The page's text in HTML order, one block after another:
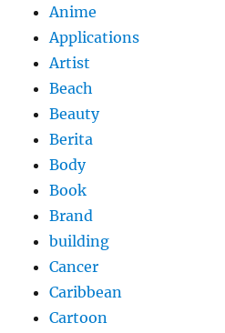
Anime
Applications
Artist
Beach
Beauty
Berita
Body
Book
Brand
building
Cancer
Caribbean
Cartoon